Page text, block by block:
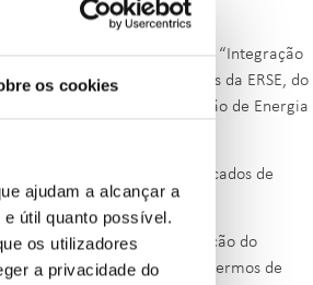
os cookies
ajudam a alcançar a
útil quanto possível.
os utilizadores
a privacidade do
Março um Workshop sobre a “Integração
especialistas portugueses da ERSE, do
da Câmara de Comercialização de Energia
à integração dos mercados de
importância para a construção do
que ainda subsistem em termos de